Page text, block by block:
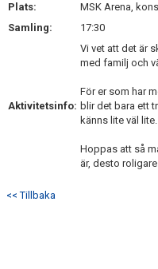
DOKUMENT
Plats:
MSK Arena,
Samling:
17:30
Aktivitetsinfo:
Vi vet att det är
med familj och
För er som har
blir det bara ett
känns lite väl lite.
Hoppas att så
är, desto
<< Tillbaka